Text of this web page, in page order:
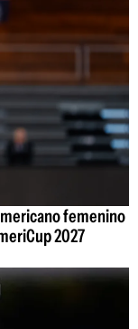
femenino
2027